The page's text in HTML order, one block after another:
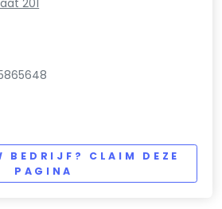
BEDRIJF? CLAIM DEZE
PAGINA